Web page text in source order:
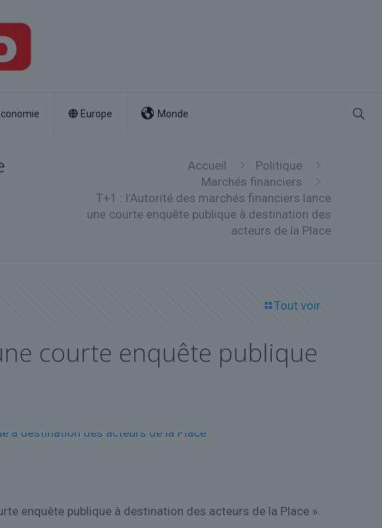
Europe Monde
Accueil
Politique
Marchés financiers
T+1 : l’Autorité des marchés financiers lance
une courte enquête publique à destination des
acteurs de la Place
Tout voir
courte enquête publique
enquête publique à destination des acteurs de la Place ».